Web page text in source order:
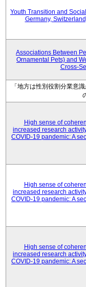
Youth Transition and
Germany,
Associations Between
Ornamental Pets) and
Cross-
「地方は性別役割分業意
High sense of
increased research
COVID-19 pandemic: A
High sense of
increased research
COVID-19 pandemic: A
High sense of
increased research
COVID-19 pandemic: A